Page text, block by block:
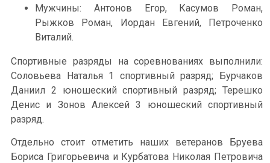
Мужчины: Антонов Егор, Касумов Роман,
Рыжков Роман, Иордан Евгений, Петроченко
Виталий.
Спортивные разряды на соревнованиях выполнили:
Соловьева Наталья 1 спортивный разряд; Бурчаков
Даниил 2 юношеский спортивный разряд; Терешко
Денис и Зонов Алексей 3 юношеский спортивный
разряд.
Отдельно стоит отметить наших ветеранов Бруева
Бориса Григорьевича и Курбатова Николая Петровича